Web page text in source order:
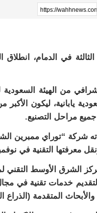
https://
في الدمام،
من الهيئة السعودية
مراحل التصنيع.
شركة “توراي ممبرين
التقنية في نوفمبر
الشرق الأوسط التقني
خدمات تقنية في
والأبحاث المتقدمة (الذراع